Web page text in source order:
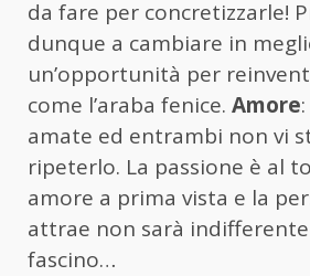
da fare per concretizzarle!
dunque a cambiare in
un’opportunità per
come l’araba fenice. Amore
amate ed entrambi non vi
ripeterlo. La passione è al
amore a prima vista e la
attrae non sarà
fascino…